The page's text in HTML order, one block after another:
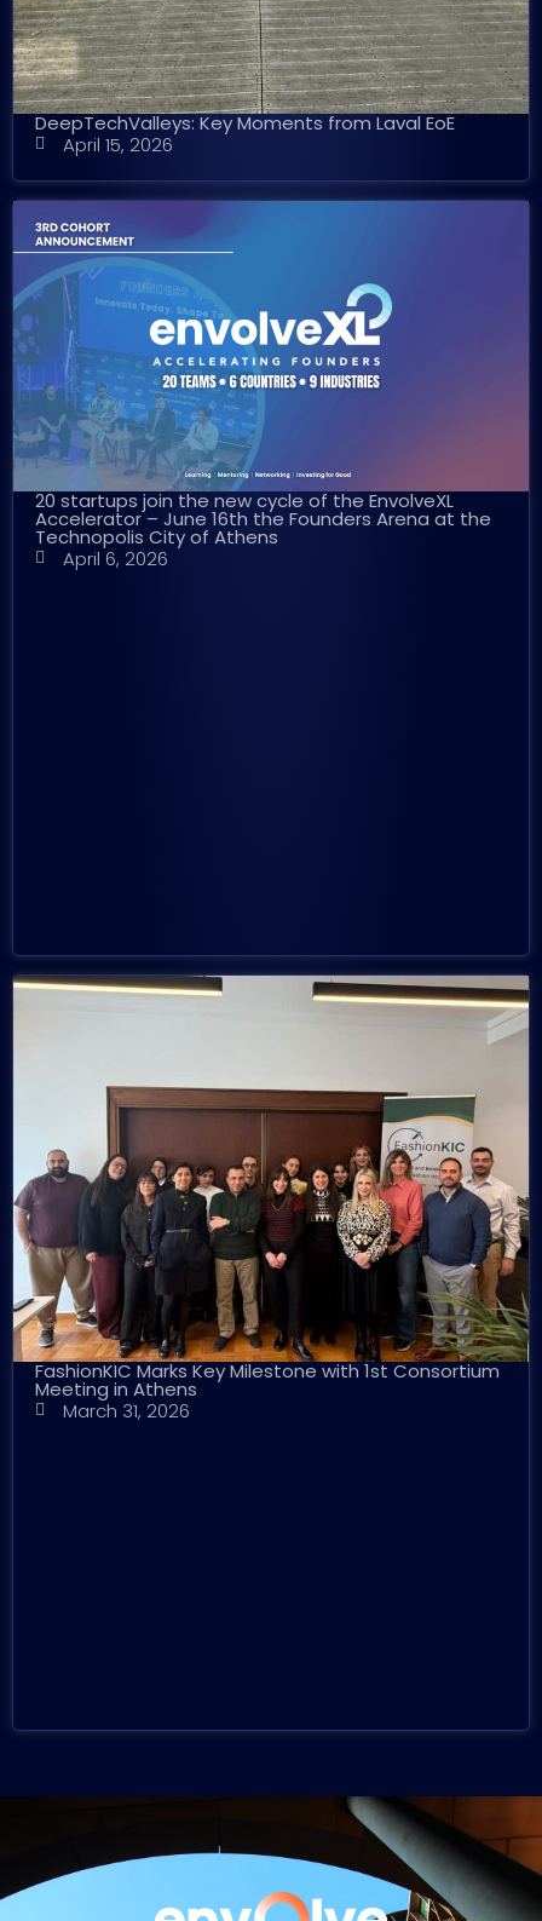
DeepTechValleys: Key Moments from Laval EoE
April 15, 2026
20 startups join the new cycle of the EnvolveXL
Accelerator – June 16th the Founders Arena at the
Technopolis City of Athens
April 6, 2026
FashionKIC Marks Key Milestone with 1st Consortium
Meeting in Athens
March 31, 2026